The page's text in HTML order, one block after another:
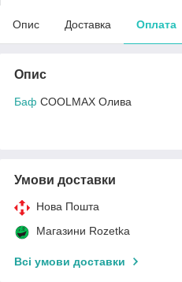
Опис Доставка Оплата
Опис
Баф COOLMAX Олива
Умови доставки
Нова Пошта
Магазини Rozetka
Всі умови доставки